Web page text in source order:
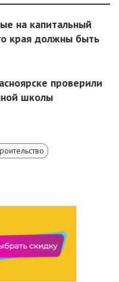
на капитальный
края должны быть
проверили
школы